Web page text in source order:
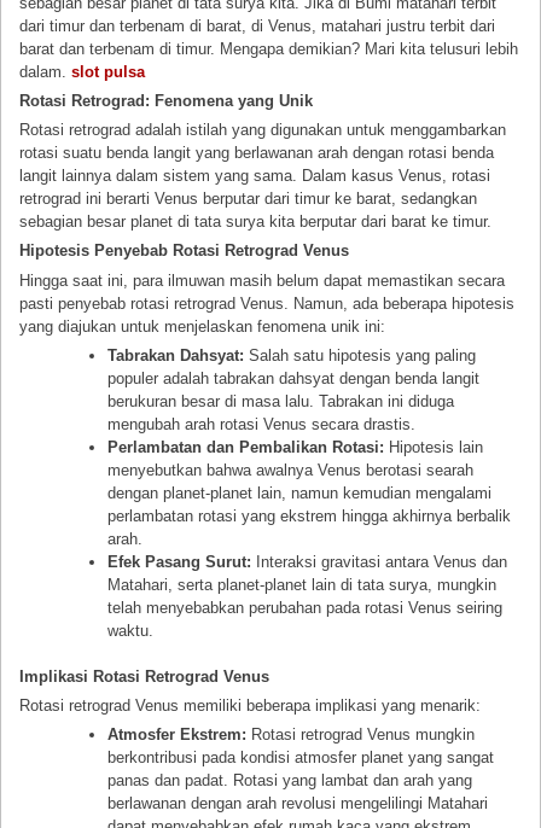
dari timur dan terbenam di barat, di Venus, matahari justru terbit dari
barat dan terbenam di timur. Mengapa demikian? Mari kita telusuri lebih
dalam.slot pulsa
Rotasi Retrograd: Fenomena yang Unik
Rotasi retrograd adalah istilah yang digunakan untuk menggambarkan
rotasi suatu benda langit yang berlawanan arah dengan rotasi benda
langit lainnya dalam sistem yang sama. Dalam kasus Venus, rotasi
retrograd ini berarti Venus berputar dari timur ke barat, sedangkan
sebagian besar planet di tata surya kita berputar dari barat ke timur.
Hipotesis Penyebab Rotasi Retrograd Venus
Hingga saat ini, para ilmuwan masih belum dapat memastikan secara
pasti penyebab rotasi retrograd Venus. Namun, ada beberapa hipotesis
yang diajukan untuk menjelaskan fenomena unik ini:
Tabrakan Dahsyat: Salah satu hipotesis yang paling
populer adalah tabrakan dahsyat dengan benda langit
berukuran besar di masa lalu. Tabrakan ini diduga
mengubah arah rotasi Venus secara drastis.
Perlambatan dan Pembalikan Rotasi: Hipotesis lain
menyebutkan bahwa awalnya Venus berotasi searah
dengan planet-planet lain, namun kemudian mengalami
perlambatan rotasi yang ekstrem hingga akhirnya berbalik
arah.
Efek Pasang Surut: Interaksi gravitasi antara Venus dan
Matahari, serta planet-planet lain di tata surya, mungkin
telah menyebabkan perubahan pada rotasi Venus seiring
waktu.
Implikasi Rotasi Retrograd Venus
Rotasi retrograd Venus memiliki beberapa implikasi yang menarik:
Atmosfer Ekstrem: Rotasi retrograd Venus mungkin
berkontribusi pada kondisi atmosfer planet yang sangat
panas dan padat. Rotasi yang lambat dan arah yang
berlawanan dengan arah revolusi mengelilingi Matahari